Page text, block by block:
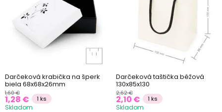
Darčeková krabička na šperk
biela 68x68x26mm
1,60 €
1,28 € 1 ks
Skladom
Darčeková taštička béžová
130x85x130
2,62 €
2,10 € 1 ks
Skladom